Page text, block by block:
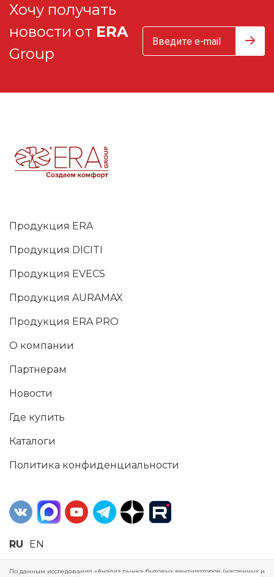
Хочу получать
новости от ERA
Group
Продукция ERA
Продукция DICITI
Продукция EVECS
Продукция AURAMAX
Продукция ERA PRO
О компании
Партнерам
Новости
Где купить
Каталоги
Политика конфиденциальности
RU EN
По данным исследования «Анализ рынка бытовых вентиляторов (настенных и